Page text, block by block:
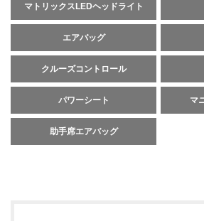
マトリックスLEDヘッドライト
エアバッグ
クルーズコントロール
パワーシート マ
助手席エアバッグ